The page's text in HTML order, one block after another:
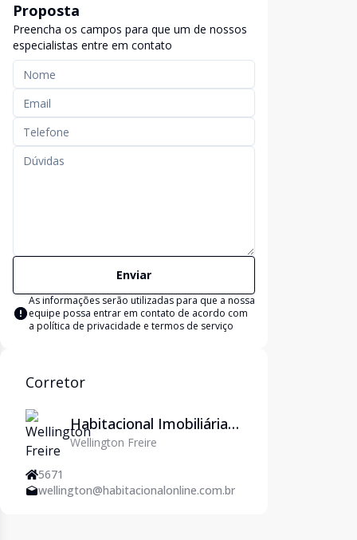
Proposta
Preencha os campos para que um de nossos
especialistas entre em contato
Enviar
As informações serão utilizadas para que a nossa
equipe possa entrar em contato de acordo com
a política de privacidade e termos de serviço
Corretor
Habitacional Imobiliária
em Natal/RN - Imoveis
Wellington Freire
5671
wellington@habitacionalonline.com.br